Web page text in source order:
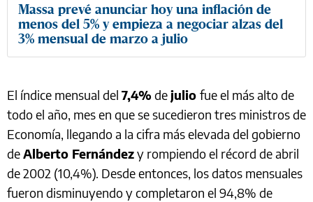
Massa prevé anunciar hoy una inflación de
menos del 5% y empieza a negociar alzas del
3% mensual de marzo a julio
El índice mensual del 7,4% dejulio fue el más alto de
todo el año, mes en que se sucedieron tres ministros de
Economía, llegando a la cifra más elevada del gobierno
deAlberto Fernándezy rompiendo el récord de abril
de 2002 (10,4%). Desde entonces, los datos mensuales
fueron disminuyendo y completaron el 94,8% de